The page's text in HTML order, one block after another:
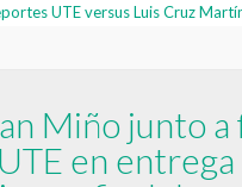
UTE versus Luis Cruz
Miño junto
en